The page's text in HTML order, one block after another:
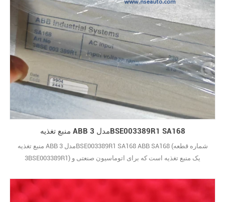
منبع تغذیه ABB مدل 3BSE003389R1 SA168
منبع تغذیه ABB مدل 3BSE003389R1 SA168 ABB SA168 (شماره قطعه
3BSE003389R1) یک منبع تغذیه است که برای اتوماسیون صنعتی و
فرآیند Advant Master ABB است. وظیفه اصلی آن ساده اما حیاتی است:
تبدیل برق AC 230 ولت به DC 24 ولت پایدار، که باعث می‌شود تمام